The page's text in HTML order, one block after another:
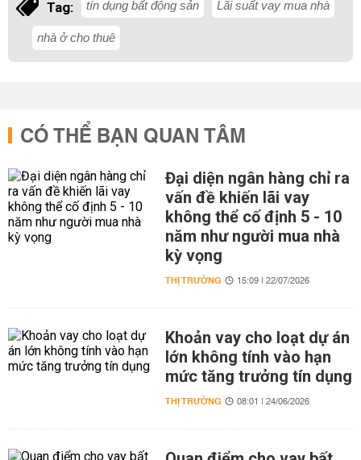
Tag: tín dụng bất động sản Lãi suất vay mua nhà
nhà ở cho thuê
CÓ THỂ BẠN QUAN TÂM
Đại diện ngân hàng chỉ ra
vấn đề khiến lãi vay
không thể cố định 5 - 10
năm như người mua nhà
kỳ vọng
THỊ TRƯỜNG 15:09 | 22/07/2026
Khoản vay cho loạt dự án
lớn không tính vào hạn
mức tăng trưởng tín dụng
THỊ TRƯỜNG 08:01 | 24/06/2026